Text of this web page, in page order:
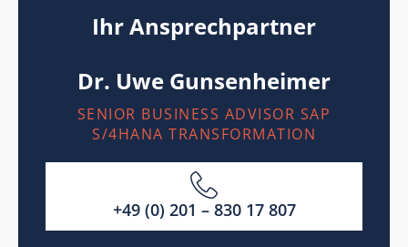
Ihr Ansprechpartner
Dr. Uwe Gunsenheimer
SENIOR BUSINESS ADVISOR SAP
S/4HANA TRANSFORMATION
+49 (0) 201 – 830 17 807